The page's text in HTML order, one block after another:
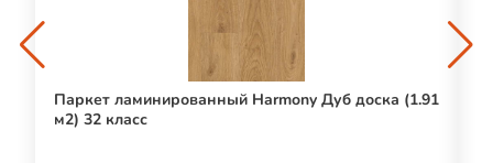
Паркет ламинированный Harmony Дуб доска (1.91
м2) 32 класс